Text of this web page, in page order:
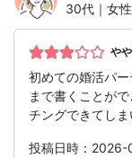
30代｜女性
や
初めての婚活パ
まで書くことが
チングできてし
投稿日時：2026-